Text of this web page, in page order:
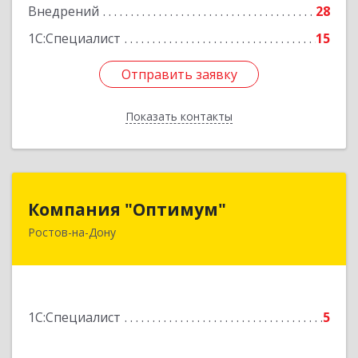
Внедрений
28
1С:Специалист
15
Отправить заявку
Показать контакты
Отправить заявку
Назад
Компания "Оптимум"
Ростов-на-Дону
1С:Специалист 5
344000, Ростовская обл, Ростов-на-Дону г,